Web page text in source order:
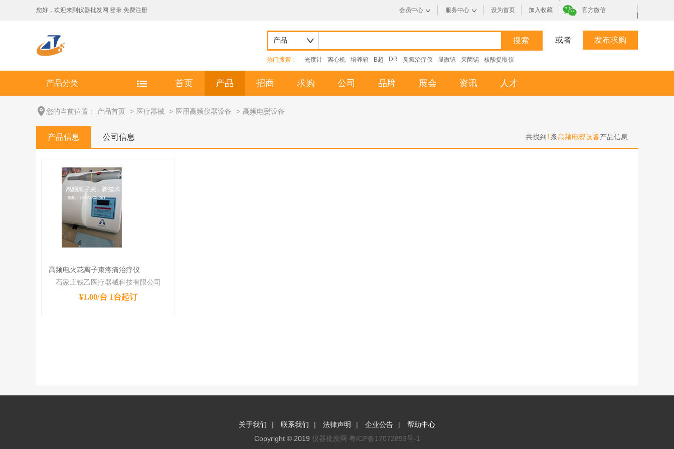
您好，欢迎来到 仪器批发网 登录 免费注册 会员中心 服务中心 设为首页 加入收藏 官方微信
产品
热门搜索： 光度计 离心机 培养箱 B超 DR 臭氧治疗仪 显微镜 灭菌锅 核酸提取仪
或者 发布求购
首页 产品 招商 求购 公司 品牌 展会 资讯 人才
产品分类
您的当前位置： 产品首页 > 医疗器械 > 医用高频仪器设备 > 高频电熨设备
产品信息 公司信息 共找到 1条高频电熨设备产品信息
高频电火花离子束疼痛治疗仪
石家庄钱乙医疗器械科技有限公司
¥1.00/台 1台起订
关于我们 | 联系我们 | 法律声明 | 企业公告 |
帮助中心
Copyright © 2019 仪器批发网 粤ICP备17072893号-1